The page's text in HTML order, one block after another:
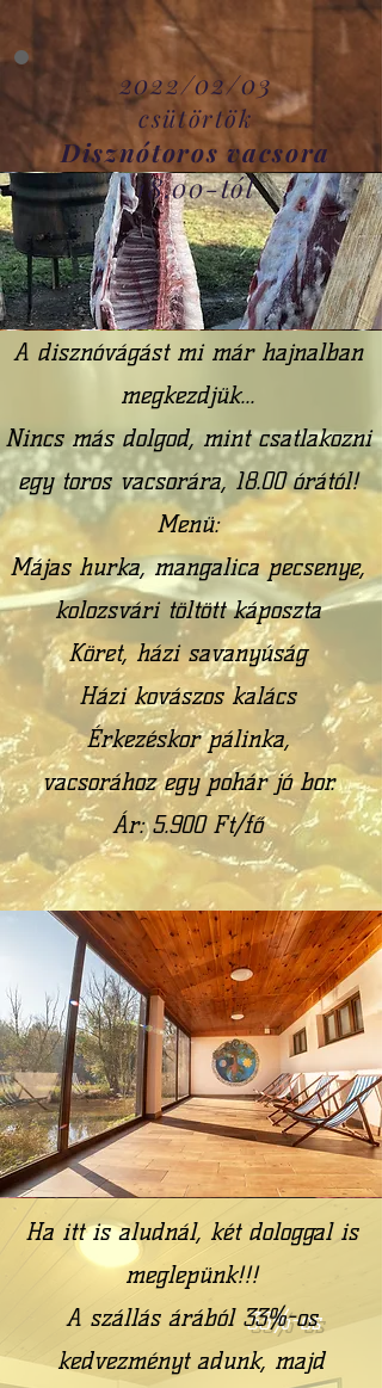
A disznóvágást mi már hajnalban
megkezdjük...
Nincs más dolgod, mint csatlakozni
egy toros vacsorára, 18.00 órától!
Menü:
Májas hurka, mangalica pecsenye,
kolozsvári töltött káposzta
Köret, házi savanyúság
Házi kovászos kalács
Érkezéskor pálinka,
vacsorához egy pohár jó bor.
Ár: 5.900 Ft/fő
2022/02/03
csütörtök
Disznótoros vacsora
18.00-tól
Ha itt is aludnál, két dologgal is
meglepünk!!!
A szállás árából 33%-os
kedvezményt adunk, majd